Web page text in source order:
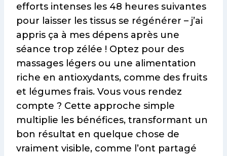
efforts intenses les 48 heures suivantes
pour laisser les tissus se régénérer – j’ai
appris ça à mes dépens après une
séance trop zélée ! Optez pour des
massages légers ou une alimentation
riche en antioxydants, comme des fruits
et légumes frais. Vous vous rendez
compte ? Cette approche simple
multiplie les bénéfices, transformant un
bon résultat en quelque chose de
vraiment visible, comme l’ont partagé